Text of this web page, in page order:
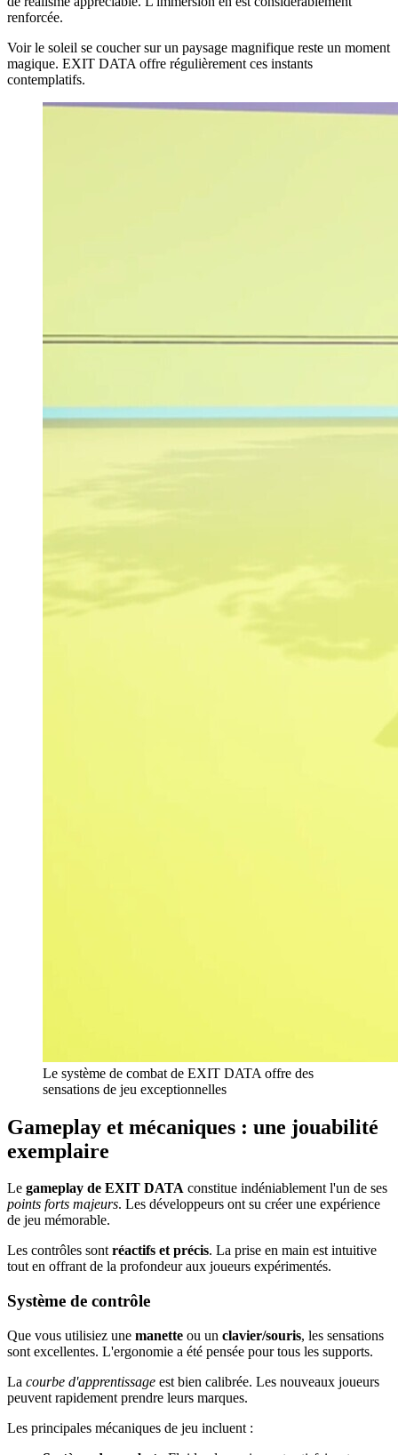
renforcée.
Voir le soleil se coucher sur un paysage magnifique reste un moment
magique. EXIT DATA offre régulièrement ces instants
contemplatifs.
Le système de combat de EXIT DATA offre des
sensations de jeu exceptionnelles
Gameplay et mécaniques : une jouabilité
exemplaire
Le gameplay de EXIT DATA constitue indéniablement l'un de ses
points forts majeurs. Les développeurs ont su créer une expérience
de jeu mémorable.
Les contrôles sontréactifs et précis. La prise en main est intuitive
tout en offrant de la profondeur aux joueurs expérimentés.
Système de contrôle
Que vous utilisiez une manette ou un clavier/souris, les sensations
sont excellentes. L'ergonomie a été pensée pour tous les supports.
La courbe d'apprentissage est bien calibrée. Les nouveaux joueurs
peuvent rapidement prendre leurs marques.
Les principales mécaniques de jeu incluent :